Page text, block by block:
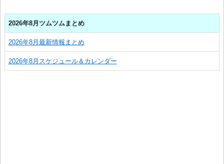
2026年8月ツムツムまとめ
2026年8月最新情報まとめ
2026年8月スケジュール＆カレンダー